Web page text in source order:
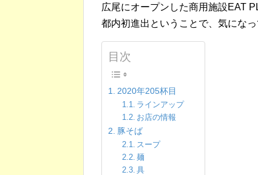
広尾にオープンした商用施設EAT
都内初進出ということで、気になっ
目次
2020年205杯目
ラインアップ
お店の情報
豚そば
スープ
麺
具